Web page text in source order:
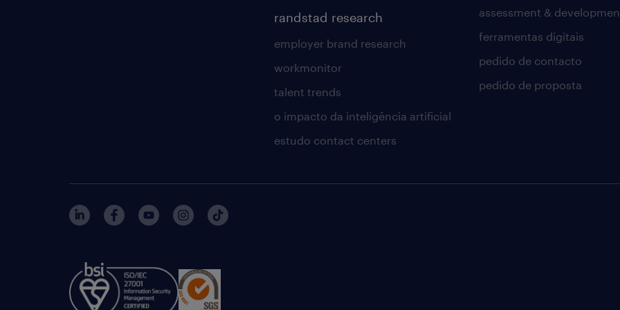
randstad research
employer brand research
workmonitor
talent trends
o impacto da inteligência artificial
estudo contact centers
assessment &
ferramentas digitais
pedido de contacto
pedido de proposta